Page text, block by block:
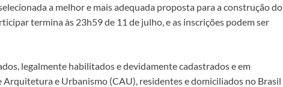
a melhor e mais adequada proposta para a construção do
termina às 23h59 de 11 de julho, e as inscrições podem ser
legalmente habilitados e devidamente cadastrados e em
e Urbanismo (CAU), residentes e domiciliados no Brasil